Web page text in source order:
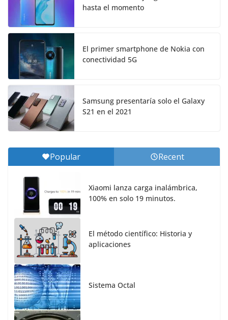
hasta el momento
El primer smartphone de Nokia con
conectividad 5G
Samsung presentaría solo el Galaxy
S21 en el 2021
Popular Recent
Xiaomi lanza carga inalámbrica,
100% en solo 19 minutos.
El método científico: Historia y
aplicaciones
Sistema Octal